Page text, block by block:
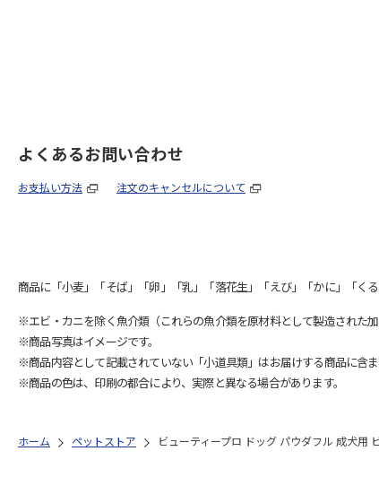
よくあるお問い合わせ
お支払い方法 注文のキャンセルについて
商品に「小麦」「そば」「卵」「乳」「落花生」「えび」「かに」「く
※エビ・カニを除く魚介類（これらの魚介類を原材料として製造された
※商品写真はイメージです。
※商品内容として記載されていない「小道具類」はお届けする商品に含ま
※商品の色は、印刷の都合により、実際と異なる場合があります。
ホーム ペットストア ビューティープロ ドッグ パウダフル 成犬用